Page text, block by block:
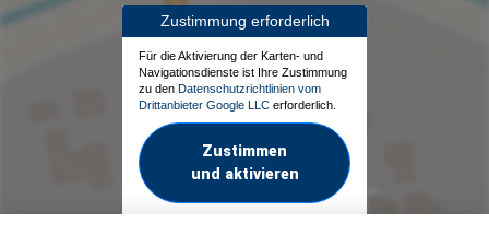
Zustimmung erforderlich
Für die Aktivierung der Karten- und
Navigationsdienste ist Ihre Zustimmung
zu den Datenschutzrichtlinien vom
Drittanbieter Google LLC erforderlich.
Zustimmen
und aktivieren